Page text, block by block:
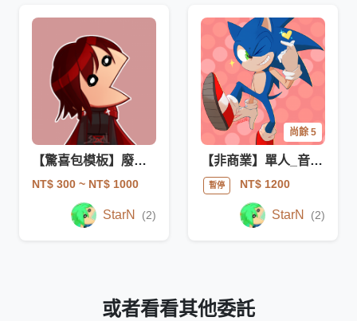
【驚喜包模板】廢廢大嘴
NT$ 300 ~ NT$ 1000
StarN (2)
尚餘 5
【非商業】單人_音速小子索尼克風格角色
暫停 NT$ 1200
StarN (2)
或者看看其他委託